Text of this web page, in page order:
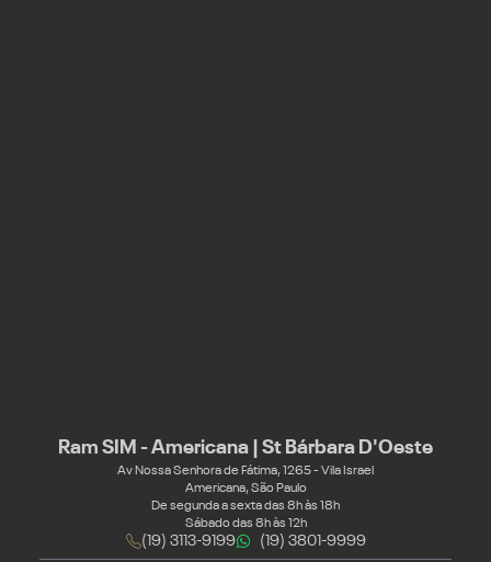
Ram SIM - Americana | St Bárbara D'Oeste
Av Nossa Senhora de Fátima, 1265 - Vila Israel
Americana, São Paulo
De segunda a sexta das 8h às 18h
Sábado das 8h às 12h
(19) 3113-9199 (19) 3801-9999